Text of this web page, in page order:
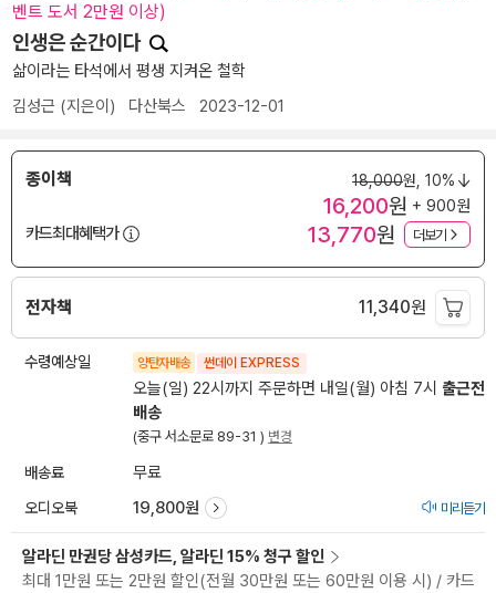
벤트 도서 2만원 이상)
인생은 순간이다
삶이라는 타석에서 평생 지켜온 철학
김성근 (지은이) 다산북스 2023-12-01
종이책 18,000원, 10%
16,200원 + 900원
카드최대혜택가
13,770원 더보기
전자책 11,340원
수령예상일 양탄자배송 썬데이 EXPRESS
오늘(일) 22시까지 주문하면 내일(월) 아침 7시 출근전
배송
(중구 서소문로 89-31 ) 변경
배송료 무료
오디오북 19,800원 미리듣기
알라딘 만권당 삼성카드, 알라딘 15% 청구 할인
최대 1만원 또는 2만원 할인(전월 30만원 또는 60만원 이용 시) / 카드